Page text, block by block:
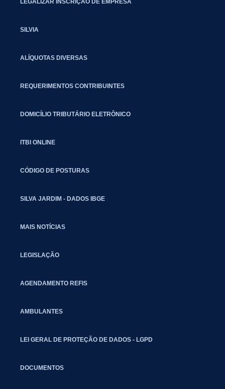
SILVIA
ALÍQUOTAS DIVERSAS
REQUERIMENTOS CONTRIBUINTES
DOMICÍLIO TRIBUTÁRIO ELETRÔNICO
ITBI ONLINE
CÓDIGO DE POSTURAS
SILVA JARDIM - DADOS IBGE
MAIS NOTÍCIAS
LEGISLAÇÃO
AGENDAMENTO REFIS
AMBULANTES
LEI GERAL DE PROTEÇÃO DE DADOS - LGPD
DOCUMENTOS